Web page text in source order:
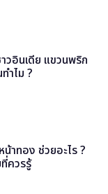
วอินเดีย แขวนพริก
ำไม ?
าทอง ช่วยอะไร ?
ควรรู้